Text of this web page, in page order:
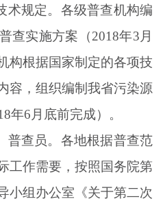
术规定。各级普查机构编
查实施方案（2018年3月
构根据国家制定的各项技
容，组织编制我省污染源
年6月底前完成）。
普查员。各地根据普查范
工作需要，按照国务院第
小组办公室《关于第二次